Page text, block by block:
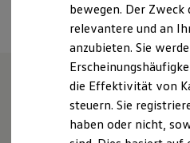
California App
VW Connect für
VW Connect
VW Connect für
VW Connect für
Connect Pro
Fleet Interface
Multistop
Übersicht
Hilfreiches für Besitzer
Willkommen
Volkswagen
bewegen. Der Zweck
relevantere und an
anzubieten. Sie
die Effektivität von
steuern. Sie
haben oder nicht,